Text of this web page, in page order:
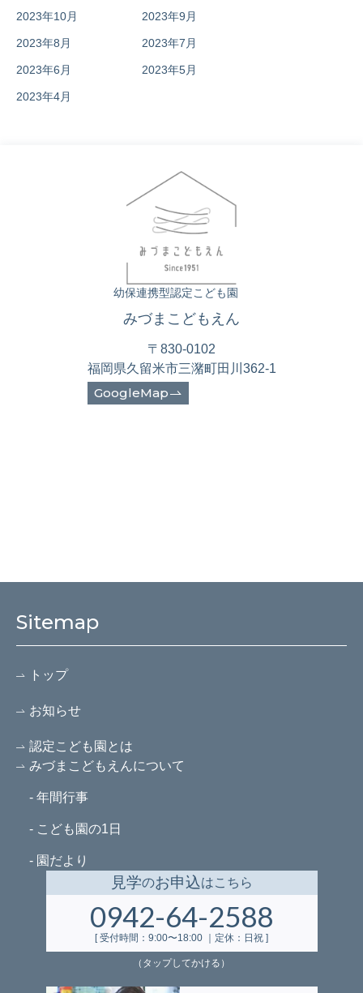
2023年10月 2023年9月
2023年8月 2023年7月
2023年6月 2023年5月
2023年4月
幼保連携型認定こども園
みづまこどもえん
〒830-0102
福岡県久留米市三潴町田川362-1
GoogleMap
Sitemap
トップ
お知らせ
認定こども園とは
みづまこどもえんについて
- 年間行事
- こども園の1日
- 園だより
見学のお申込はこちら
0942-64-2588
[ 受付時間：9:00〜18:00 ｜定休：日祝 ]
（タップしてかける）